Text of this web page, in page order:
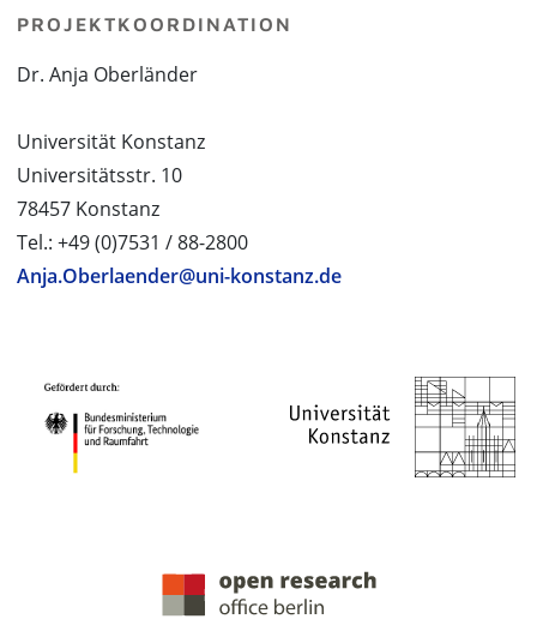
PROJEKTKOORDINATION
Dr. Anja Oberländer
Universität Konstanz
Universitätsstr. 10
78457 Konstanz
Tel.: +49 (0)7531 / 88-2800
Anja.Oberlaender@uni-konstanz.de